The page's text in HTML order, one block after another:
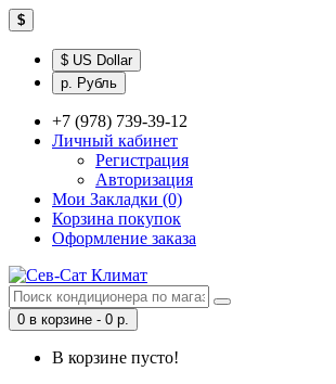
$
$ US Dollar
р. Рубль
+7 (978) 739-39-12
Личный кабинет
Регистрация
Авторизация
Мои Закладки (0)
Корзина покупок
Оформление заказа
0 в корзине - 0 р.
В корзине пусто!